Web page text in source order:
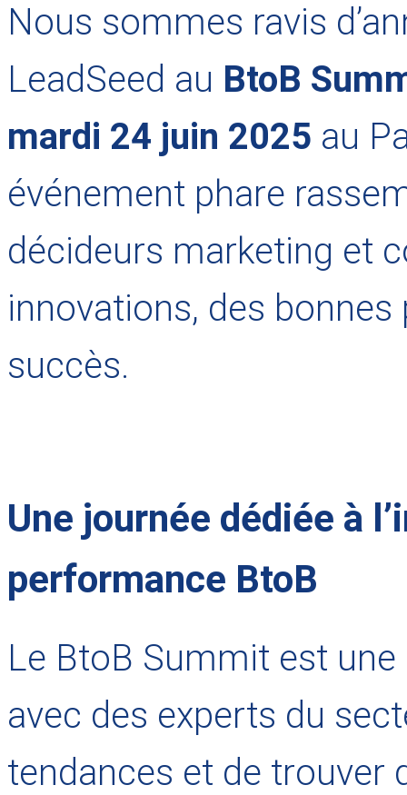
Nous sommes ravis
LeadSeed au BtoB
mardi 24 juin 2025 au
événement phare
décideurs marketing et
innovations, des
succès.
Une journée dédiée à
performance BtoB
Le BtoB Summit est
avec des experts du
tendances et de trouver